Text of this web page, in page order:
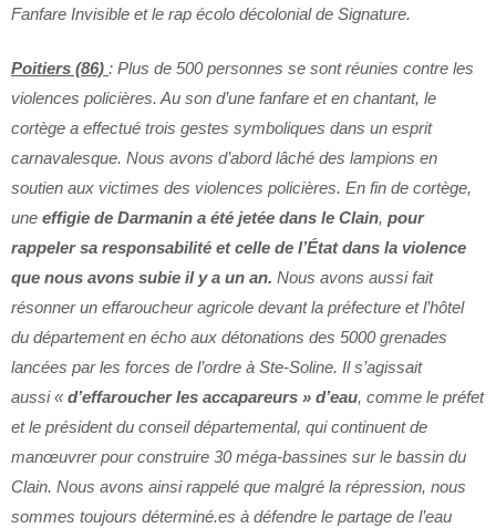
Fanfare Invisible et le rap écolo décolonial de Signature.
Poitiers (86) : Plus de 500 personnes se sont réunies contre les
violences policières. Au son d’une fanfare et en chantant, le
cortège a effectué trois gestes symboliques dans un esprit
carnavalesque. Nous avons d’abord lâché des lampions en
soutien aux victimes des violences policières. En fin de cortège,
une effigie de Darmanin a été jetée dans le Clain, pour
rappeler sa responsabilité et celle de l’État dans la violence
que nous avons subie il y a un an. Nous avons aussi fait
résonner un effaroucheur agricole devant la préfecture et l’hôtel
du département en écho aux détonations des 5000 grenades
lancées par les forces de l’ordre à Ste-Soline. Il s’agissait
aussi « d’effaroucher les accapareurs » d’eau, comme le préfet
et le président du conseil départemental, qui continuent de
manœuvrer pour construire 30 méga-bassines sur le bassin du
Clain. Nous avons ainsi rappelé que malgré la répression, nous
sommes toujours déterminé.es à défendre le partage de l’eau